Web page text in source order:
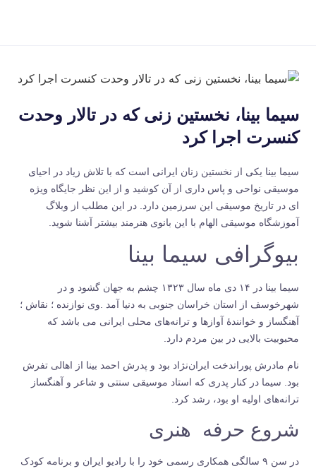
سیما بینا، نخستین زنی که در تالار وحدت
کنسرت اجرا کرد
سیما بینا یکی از نخستین زنان ایرانی است که با تلاش زیاد در احیای
موسیقی نواحی و پاس داری از آن کوشید و از این نظر جایگاه ویژه
ای در تاریخ موسیقی این سرزمین دارد. در این مطلب از وبلاگ
آموزشگاه موسیقی الهام با این بانوی هنرمند بیشتر آشنا شوید.
بیوگرافی سیما بینا
سیما بینا در ۱۴ دی ماه سال ۱۳۲۳ چشم به جهان گشود و در
شهرخوسف از استان خراسان جنوبی به دنیا آمد .وی نوازنده ؛ نقاش ؛
آهنگساز و خوانندهٔ آوازها و ترانه‌های محلی ایرانی می باشد که
محبوبیت بالایی در بین مردم دارد.
نام مادرش پوراندخت ایران‌نژاد بود و پدرش احمد بینا از اهالی تفرش
بود. سیما در کنار پدری که استاد موسیقی سنتی و شاعر و آهنگساز
ترانه‌های اولیه او بود، رشد کرد.
شروع حرفه هنری
در سن ۹ سالگی همکاری رسمی خود را با رادیو ایران و برنامه کودک